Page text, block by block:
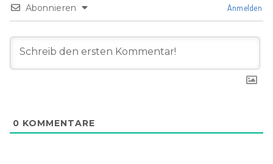
Abonnieren Anmelden
0 KOMMENTARE